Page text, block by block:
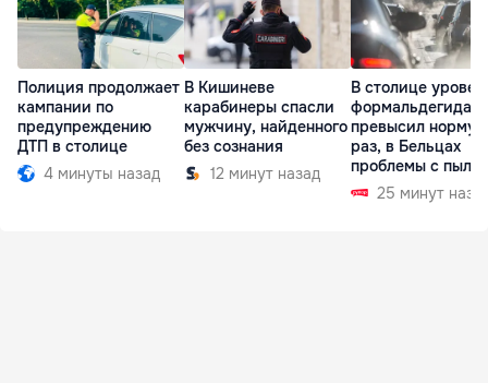
Полиция продолжает
кампании по
предупреждению
ДТП в столице
4 минуты назад
В Кишиневе
карабинеры спасли
мужчину, найденного
без сознания
12 минут назад
В столице
формальдегида
превысил норму
раз, в Бельцах
проблемы с
25 минут